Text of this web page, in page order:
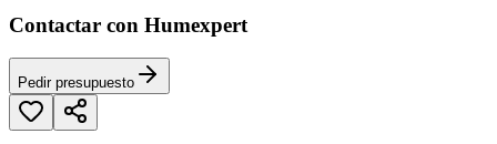
Contactar con Humexpert
Pedir presupuesto